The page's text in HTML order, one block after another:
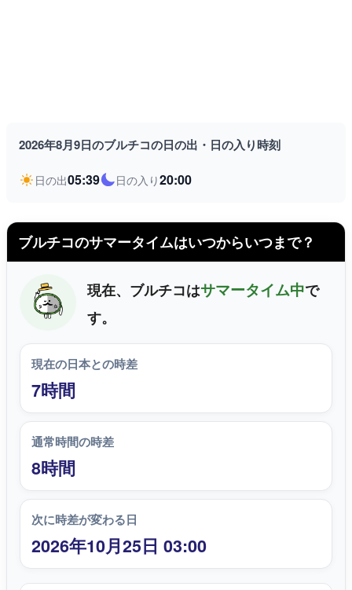
2026年8月9日のブルチコの日の出・日の入り時刻
日の出05:39 日の入り20:00
ブルチコのサマータイムはいつからいつまで？
現在、ブルチコはサマータイム中で
す。
現在の日本との時差
7時間
通常時間の時差
8時間
次に時差が変わる日
2026年10月25日 03:00